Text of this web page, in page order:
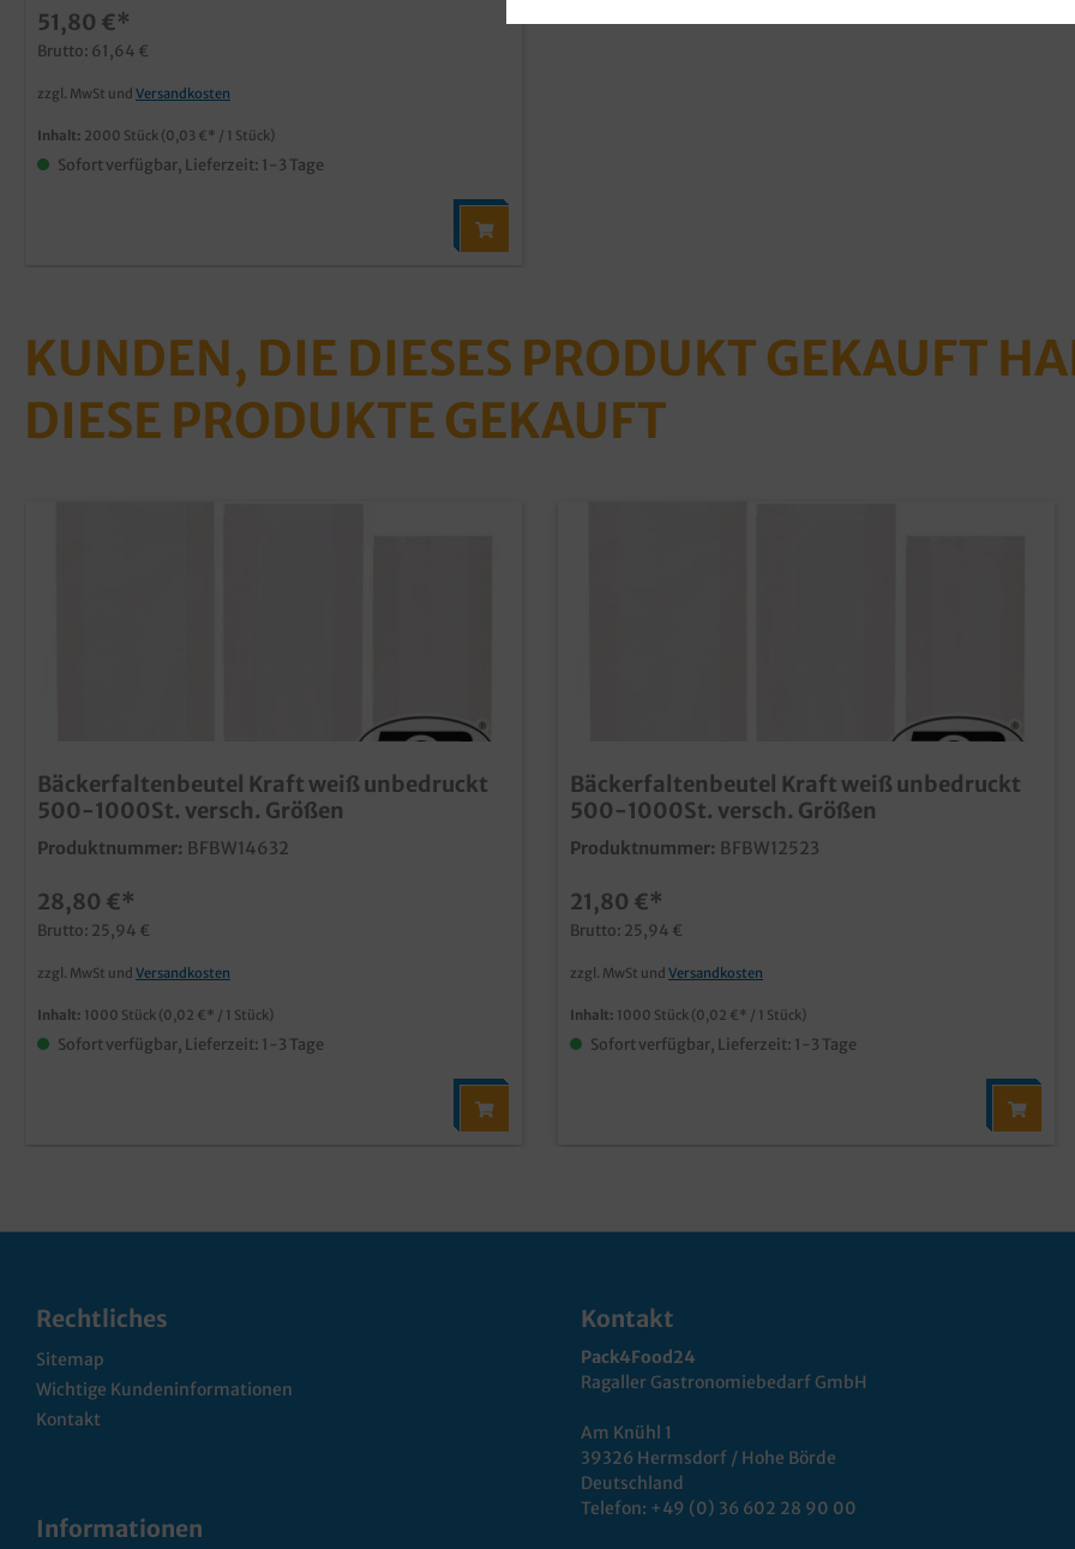
51,80 €*
Brutto: 61,64 €
zzgl. MwSt und Versandkosten
Inhalt: 2000 Stück (0,03 €* / 1 Stück)
Sofort verfügbar, Lieferzeit: 1-3 Tage
KUNDEN, DIE DIESES PRODUKT GEKAUFT
DIESE PRODUKTE GEKAUFT
Bäckerfaltenbeutel Kraft weiß unbedruckt
500-1000St. versch. Größen
Produktnummer: BFBW14632
28,80 €*
Brutto: 25,94 €
zzgl. MwSt und Versandkosten
Inhalt: 1000 Stück (0,02 €* / 1 Stück)
Sofort verfügbar, Lieferzeit: 1-3 Tage
Bäckerfaltenbeutel Kraft weiß unbedruckt
500-1000St. versch. Größen
Produktnummer: BFBW12523
21,80 €*
Brutto: 25,94 €
zzgl. MwSt und Versandkosten
Inhalt: 1000 Stück (0,02 €* / 1 Stück)
Sofort verfügbar, Lieferzeit: 1-3 Tage
Rechtliches
Sitemap
Wichtige Kundeninformationen
Kontakt
Informationen
Kontakt
Pack4Food24
Ragaller Gastronomiebedarf GmbH
Am Knühl 1
39326 Hermsdorf / Hohe Börde
Deutschland
Telefon: +49 (0) 36 602 28 90 00